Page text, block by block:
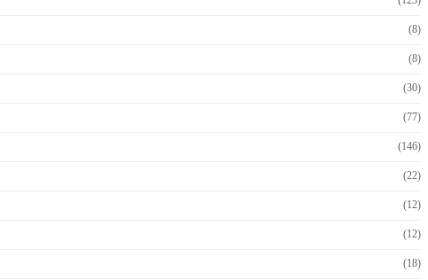
(8)
(8)
(30)
(77)
(146)
(22)
(12)
(12)
(18)